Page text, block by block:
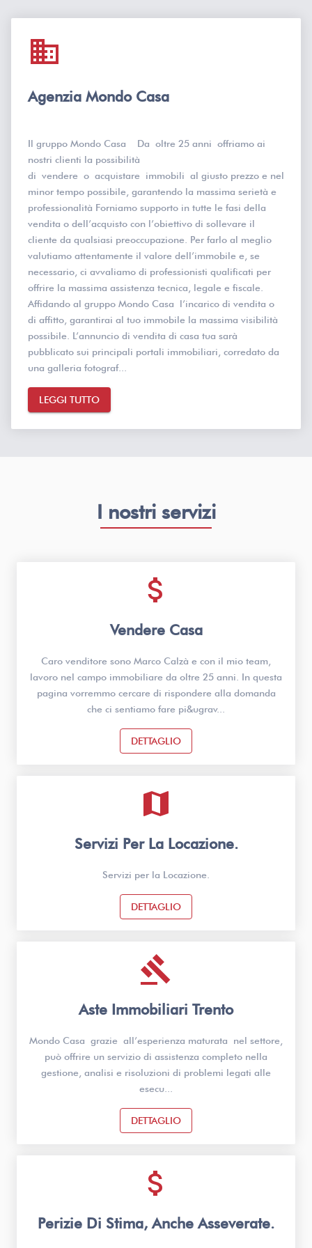
domain
Agenzia Mondo Casa
Il gruppo Mondo Casa Da oltre 25 anni offriamo ai
nostri clienti la possibilità
di vendere o acquistare immobili al giusto prezzo e nel
minor tempo possibile, garantendo la massima serietà e
professionalità Forniamo supporto in tutte le fasi della
vendita o dell’acquisto con l’obiettivo di sollevare il
cliente da qualsiasi preoccupazione. Per farlo al meglio
valutiamo attentamente il valore dell’immobile e, se
necessario, ci avvaliamo di professionisti qualificati per
offrire la massima assistenza tecnica, legale e fiscale.
Affidando al gruppo Mondo Casa l’incarico di vendita o
di affitto, garantirai al tuo immobile la massima visibilità
possibile. L’annuncio di vendita di casa tua sarà
pubblicato sui principali portali immobiliari, corredato da
una galleria fotograf...
LEGGI TUTTO
I nostri servizi
attach_money
Vendere Casa
Caro venditore sono Marco Calzà e con il mio team,
lavoro nel campo immobiliare da oltre 25 anni. In questa
pagina vorremmo cercare di rispondere alla domanda
che ci sentiamo fare pi&ugrav...
DETTAGLIO
map
Servizi Per La Locazione.
Servizi per la Locazione.
DETTAGLIO
gavel
Aste Immobiliari Trento
Mondo Casa grazie all’esperienza maturata nel settore,
può offrire un servizio di assistenza completo nella
gestione, analisi e risoluzioni di problemi legati alle
esecu...
DETTAGLIO
attach_money
Perizie Di Stima, Anche Asseverate.